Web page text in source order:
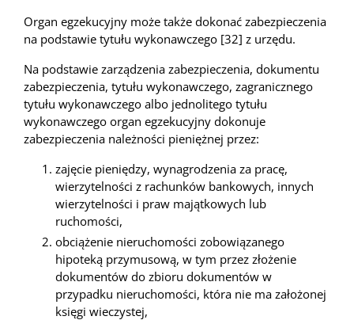
Organ egzekucyjny może także dokonać zabezpieczenia
na podstawie tytułu wykonawczego [32] z urzędu.
Na podstawie zarządzenia zabezpieczenia, dokumentu
zabezpieczenia, tytułu wykonawczego, zagranicznego
tytułu wykonawczego albo jednolitego tytułu
wykonawczego organ egzekucyjny dokonuje
zabezpieczenia należności pieniężnej przez:
zajęcie pieniędzy, wynagrodzenia za pracę,
wierzytelności z rachunków bankowych, innych
wierzytelności i praw majątkowych lub
ruchomości,
obciążenie nieruchomości zobowiązanego
hipoteką przymusową, w tym przez złożenie
dokumentów do zbioru dokumentów w
przypadku nieruchomości, która nie ma założonej
księgi wieczystej,